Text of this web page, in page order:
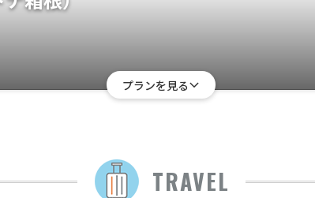
プランを見る
TRAVEL